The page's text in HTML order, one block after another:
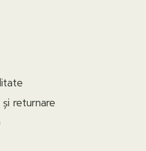
returnare